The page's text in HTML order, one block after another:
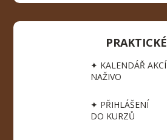
PRAKTICKÉ
✦ KALENDÁŘ AKCÍ
NAŽIVO
✦ PŘIHLÁŠENÍ
DO KURZŮ